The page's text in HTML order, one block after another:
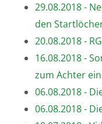
29.08.2018 -
den
20.08.2018 -
16.08.2018 -
zum Achter
06.08.2018 -
06.08.2018 -